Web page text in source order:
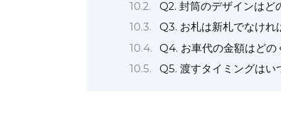
Q2. 封筒のデザインはど
Q3. お札は新札でなけれ
Q4. お車代の金額はどの
Q5. 渡すタイミングはい